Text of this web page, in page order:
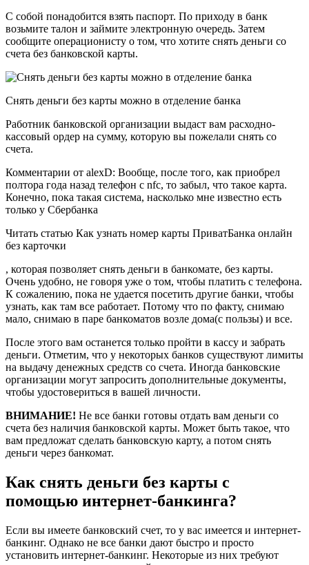
С собой понадобится взять паспорт. По приходу в банк
возьмите талон и займите электронную очередь. Затем
сообщите операционисту о том, что хотите снять деньги со
счета без банковской карты.
Снять деньги без карты можно в отделение банка
Работник банковской организации выдаст вам расходно-
кассовый ордер на сумму, которую вы пожелали снять со
счета.
Комментарии от alexD: Вообще, после того, как приобрел
полтора года назад телефон с nfc, то забыл, что такое карта.
Конечно, пока такая система, насколько мне известно есть
только у Сбербанка
Читать статью Как узнать номер карты ПриватБанка онлайн
без карточки
, которая позволяет снять деньги в банкомате, без карты.
Очень удобно, не говоря уже о том, чтобы платить с телефона.
К сожалению, пока не удается посетить другие банки, чтобы
узнать, как там все работает. Потому что по факту, снимаю
мало, снимаю в паре банкоматов возле дома(с пользы) и все.
После этого вам останется только пройти в кассу и забрать
деньги. Отметим, что у некоторых банков существуют лимиты
на выдачу денежных средств со счета. Иногда банковские
организации могут запросить дополнительные документы,
чтобы удостовериться в вашей личности.
ВНИМАНИЕ! Не все банки готовы отдать вам деньги со
счета без наличия банковской карты. Может быть такое, что
вам предложат сделать банковскую карту, а потом снять
деньги через банкомат.
Как снять деньги без карты с
помощью интернет-банкинга?
Если вы имеете банковский счет, то у вас имеется и интернет-
банкинг. Однако не все банки дают быстро и просто
установить интернет-банкинг. Некоторые из них требуют